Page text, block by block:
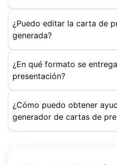
¿Puedo editar la carta de
generada?
¿En qué formato se
presentación?
¿Cómo puedo obtener
generador de cartas de